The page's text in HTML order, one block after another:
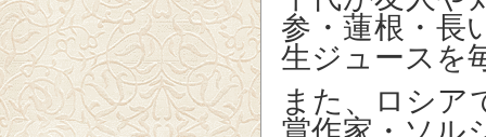
参・蓮根・長
生ジュースを
また、ロシア